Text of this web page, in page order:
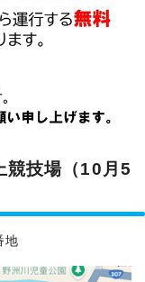
技場（10月5
地